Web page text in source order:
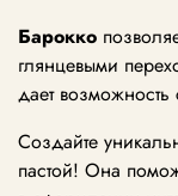
Барокко
глянцевыми
дает возможность
Создайте
пастой! Она